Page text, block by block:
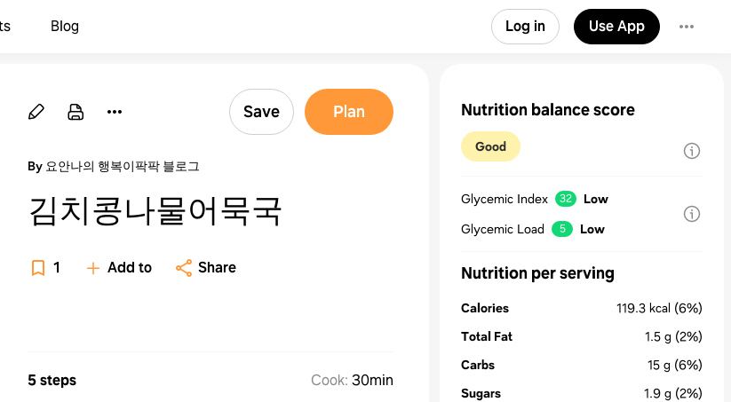
Blog Log in Use App
Save Plan
By 요안나의 행복이팍팍 블로그
김치콩나물어묵국
1 Add to Share
5 steps Cook: 30min
Nutrition balance score
Good
Glycemic Index 32
Low
Glycemic Load
5 Low
Nutrition per serving
Calories 119.3 kcal (6%)
Total Fat
1.5 g (2%)
Carbs
15 g (6%)
Sugars
1.9 g (2%)